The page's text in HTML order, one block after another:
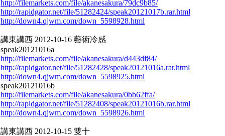
http://filemarkets.com/file/akanesakura/79dc9b85/
http://rapidgator.net/file/51282424/speak20121017b.rar.html
http://down4.qjwm.com/down_5598928.html
講東講西 2012-10-16 藝術冷感
speak20121016a
http://filemarkets.com/file/akanesakura/d443df84/
http://rapidgator.net/file/51282428/speak20121016a.rar.html
http://down4.qjwm.com/down_5598925.html
speak20121016b
http://filemarkets.com/file/akanesakura/0bb62ffa/
http://rapidgator.net/file/51282408/speak20121016b.rar.html
http://down4.qjwm.com/down_5598926.html
講東講西 2012-10-15 雙十